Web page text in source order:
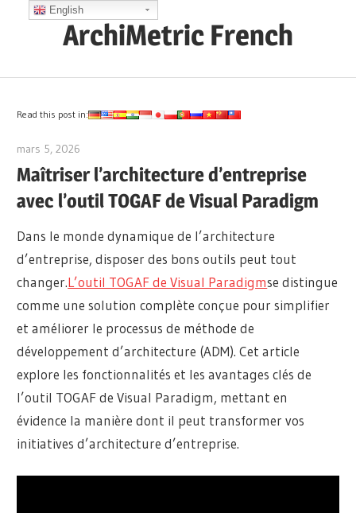
ArchiMetric French
Ops,
and
More
Read this post in:
mars 5, 2026
Maîtriser l’architecture d’entreprise
avec l’outil TOGAF de Visual Paradigm
Dans le monde dynamique de l’architecture
d’entreprise, disposer des bons outils peut tout
changer.L’outil TOGAF de Visual Paradigmse distingue
comme une solution complète conçue pour simplifier
et améliorer le processus de méthode de
développement d’architecture (ADM). Cet article
explore les fonctionnalités et les avantages clés de
l’outil TOGAF de Visual Paradigm, mettant en
évidence la manière dont il peut transformer vos
initiatives d’architecture d’entreprise.
English